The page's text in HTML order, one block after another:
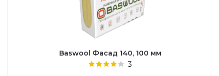
Baswool Фасад 140, 100 мм
3